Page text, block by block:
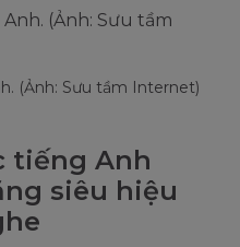
(Ảnh: Sưu tầm Internet)
tiếng Anh
siêu hiệu